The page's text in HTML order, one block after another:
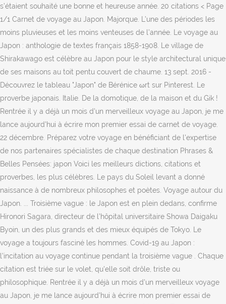
s’étaient souhaité une bonne et heureuse année. 20 citations < Page
1/1 Carnet de voyage au Japon. Majorque. L’une des périodes les
moins pluvieuses et les moins venteuses de l’année. Le voyage au
Japon : anthologie de textes français 1858-1908. Le village de
Shirakawago est célèbre au Japon pour le style architectural unique
de ses maisons au toit pentu couvert de chaume. 13 sept. 2016 -
Découvrez le tableau "Japon" de Bérénice ωrt sur Pinterest. Le
proverbe japonais. Italie. De la domotique, de la maison et du Gik !
Rentrée il y a déjà un mois d'un merveilleux voyage au Japon, je me
lance aujourd'hui à écrire mon premier essai de carnet de voyage.
22 décembre. Préparez votre voyage en bénéficiant de l'expertise
de nos partenaires spécialistes de chaque destination Phrases &
Belles Pensées: japon Voici les meilleurs dictions, citations et
proverbes, les plus célèbres. Le pays du Soleil levant a donné
naissance à de nombreux philosophes et poètes. Voyage autour du
Japon. ... Troisième vague : le Japon est en plein dedans, confirme
Hironori Sagara, directeur de l’hôpital universitaire Showa Daigaku
Byoin, un des plus grands et des mieux équipés de Tokyo. Le
voyage a toujours fasciné les hommes. Covid-19 au Japon :
l’incitation au voyage continue pendant la troisième vague . Chaque
citation est triée sur le volet, qu'elle soit drôle, triste ou
philosophique. Rentrée il y a déjà un mois d'un merveilleux voyage
au Japon, je me lance aujourd'hui à écrire mon premier essai de